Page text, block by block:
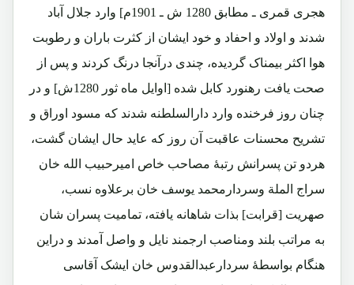
هجری قمری ـ مطابق 1280 ش ـ 1901م] وارد جلال آباد
شدند و اولاد و احفاد و خود ایشان از کثرت باران و رطوبت
هوا اکثر بیمناک گردیده، چندی درآنجا درنگ کردند و پس از
صحت یافت رهنورد کابل شده [اوایل ماه ثور 1280ش] و در
چنان روز فرخنده وارد دارالسلطنه شدند که مسود اوراق و
تشریح محسنات عاقبت آن روز که عاید حال ایشان گشت،
هردو تن پسرانش رتبۀ مصاحب خاص امیرحبیب الله خان
سراج الملة وسردارمحمد یوسف خان برعلاوه نسب،
صهریت [قرابت] بذات شاهانه یافته، تمامیت پسران شان
به مراتب بلند ومناصب ارجمند نایل و واصل آمدند و دراین
هنگام بواسطۀ سردارعبدالقدوس خان ایشک آقاسی